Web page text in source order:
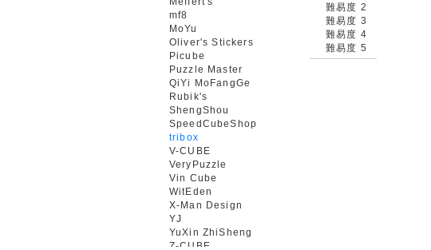
mf8
MoYu
Oliver's Stickers
Picube
Puzzle Master
QiYi MoFangGe
Rubik's
ShengShou
SpeedCubeShop
tribox
V-CUBE
VeryPuzzle
Vin Cube
WitEden
X-Man Design
YJ
YuXin ZhiSheng
Z-CUBE
難易度 2
難易度 3
難易度 4
難易度 5